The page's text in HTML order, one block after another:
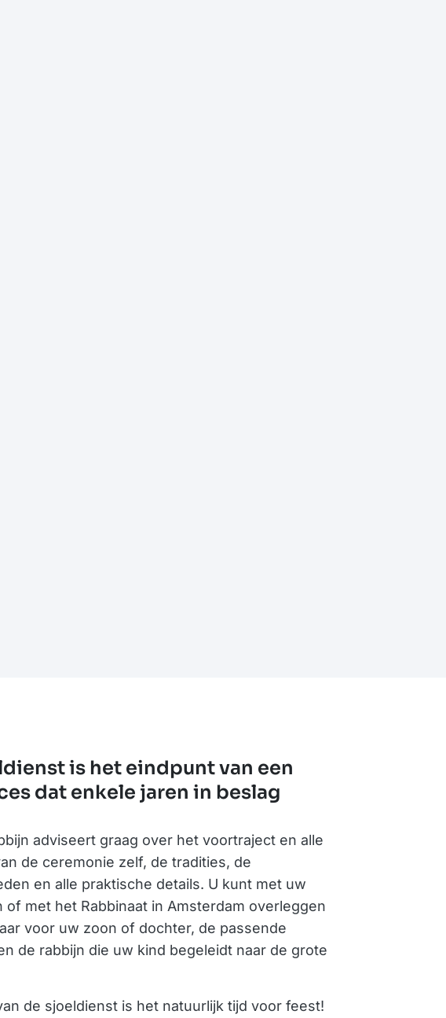
is het eindpunt van een
dat enkele jaren in beslag
adviseert graag over het voortraject en alle
de ceremonie zelf, de tradities, de
en alle praktische details. U kunt met uw
of met het Rabbinaat in Amsterdam overleggen
voor uw zoon of dochter, de passende
de rabbijn die uw kind begeleidt naar de grote
de sjoeldienst is het natuurlijk tijd voor feest!